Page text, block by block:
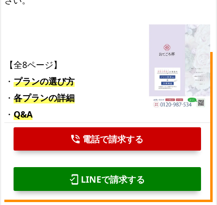
【全8ページ】
・ プランの選び方
・ 各プランの詳細
・ Q&A
phone_in_talk 電話で請求する
mobile_friendly LINEで請求する